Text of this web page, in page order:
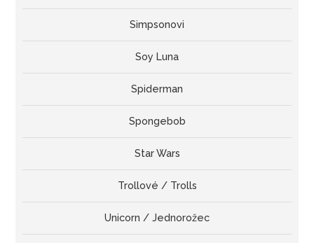
Simpsonovi
Soy Luna
Spiderman
Spongebob
Star Wars
Trollové / Trolls
Unicorn / Jednorožec